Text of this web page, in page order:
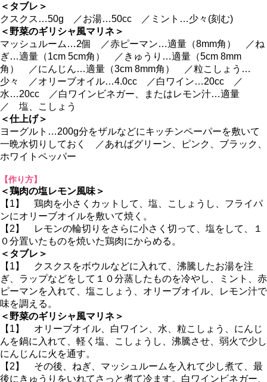
＜タブレ＞
クスクス…50g ／お湯…50cc ／ミント…少々(刻む)
＜野菜のギリシャ風マリネ＞
マッシュルーム…2個 ／赤ピーマン…適量（8mm角） ／ね
ぎ…適量（1cm 5cm角） ／きゅうり…適量（5cm 8mm
角） ／にんじん…適量（3cm 8mm角） ／粒こしょう…
少々 ／オリーブオイル…4.0cc ／白ワイン…20cc ／
水…20cc ／白ワインビネガー、またはレモン汁…適量
／ 塩、こしょう
＜仕上げ＞
ヨーグルト…200g分をザルなどにキッチンペーパーを敷いて
一晩水切りしておく ／あればグリーン、ピンク、ブラック、
ホワイトペッパー
【作り方】
＜鶏肉の塩レモン風味＞
【1】 鶏肉を小さくカットして、塩、こしょうし、フライパ
ンにオリーブオイルを敷いて焼く。
【2】 レモンの輪切りをさらに小さく切って、塩をして、１
０分置いたものを焼いた鶏肉にからめる。
＜タブレ＞
【1】 クスクスをボウルなどに入れて、沸騰したお湯を注
ぎ、ラップなどをして１０分蒸したものを冷やし、ミント、赤
ピーマンを入れて、塩こしょう、オリーブオイル、レモン汁で
味を調える。
＜野菜のギリシャ風マリネ＞
【1】 オリーブオイル、白ワイン、水、粒こしょう、にんじ
んを鍋に入れて、軽く塩、こしょうし、沸騰させ、弱火で少し
にんじんに火を通す。
【2】 その後、ねぎ、マッシュルームを入れて少し煮て、最
後にきゅうりをいれてさっと煮て冷ます。白ワインビネガー、